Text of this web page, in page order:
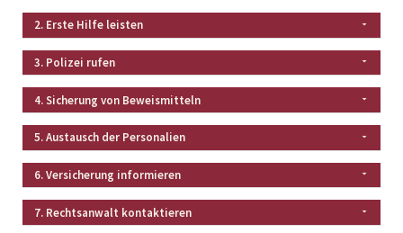
2. Erste Hilfe leisten
3. Polizei rufen
4. Sicherung von Beweismitteln
5. Austausch der Personalien
6. Versicherung informieren
7. Rechtsanwalt kontaktieren